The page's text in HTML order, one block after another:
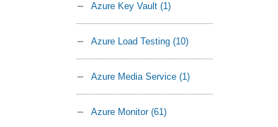
Azure Key Vault (1)
Azure Load Testing (10)
Azure Media Service (1)
Azure Monitor (61)